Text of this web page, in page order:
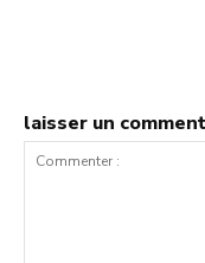
laisser un